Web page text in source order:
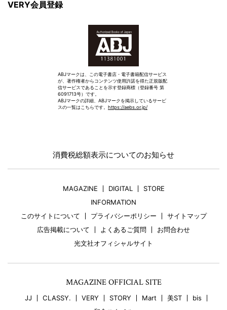
VERY会員登録
ABJマークは、この電子書店・電子書籍配信サービス
が、著作権者からコンテンツ使用許諾を得た正規版配
信サービスであることを示す登録商標（登録番号 第
6091713号）です。
ABJマークの詳細、ABJマークを掲示しているサービ
スの一覧はこちらです。 https://aebs.or.jp/
消費税総額表示についてのお知らせ
MAGAZINE DIGITAL
STORE
INFORMATION
このサイトについて
プライバシーポリシー
サイトマップ
広告掲載について
よくあるご質問
お問合わせ
光文社オフィシャルサイト
MAGAZINE OFFICIAL SITE
JJ CLASSY. VERY STORY Mart 美ST
bis